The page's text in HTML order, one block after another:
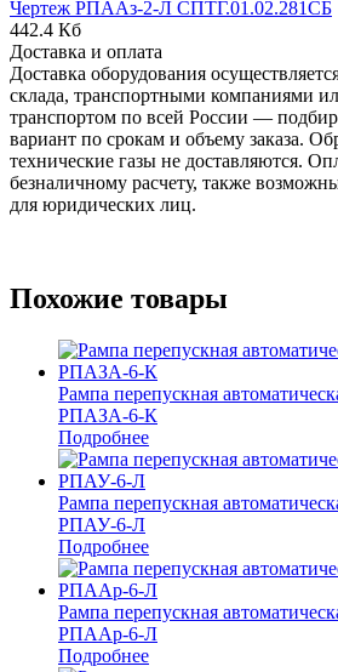
Чертеж РПААз-2-Л СПТГ.01.02.281СБ
442.4 Кб
Доставка и оплата
Доставка оборудования
склада, транспортными компаниями
транспортом по всей России —
вариант по срокам и объему заказа.
технические газы не доставляются.
безналичному расчету, также
для юридических лиц.
Похожие товары
Рампа перепускная
РПАЗА-6-К
Подробнее
Рампа перепускная
РПАУ-6-Л
Подробнее
Рампа перепускная
РПААр-6-Л
Подробнее